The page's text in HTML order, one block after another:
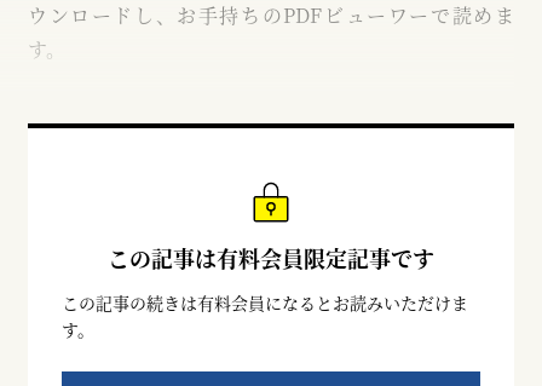
ウンロードし、お手持ちのPDFビューワーで読めま
す。
この記事は有料会員限定記事です
この記事の続きは有料会員になるとお読みいただけま
す。